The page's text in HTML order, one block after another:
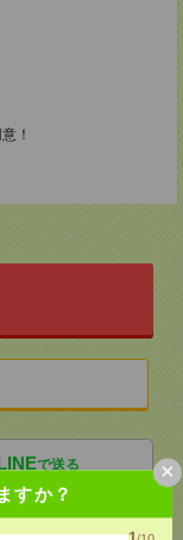
すか？
×
！
で送る